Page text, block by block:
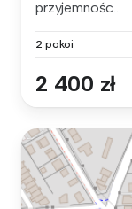
przyjemnośc...
2 pokoi
2 400 zł